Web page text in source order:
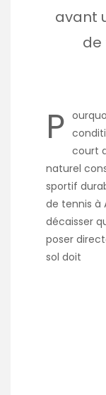
avant
de
P
court
naturel
sportif
de tennis à
décaisser
poser
sol doit